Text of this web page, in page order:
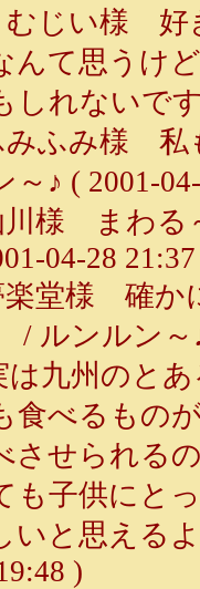
むじい様 好
んて思うけ
しれないで
みふみ様 私
～♪ ( 2001-
川様 まわる
04-28
楽堂様 確か
/ ルンルン～
は九州のと
食べるもの
させられる
も子供にと
いと思える
)